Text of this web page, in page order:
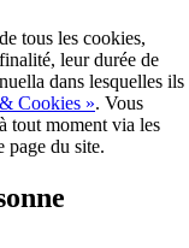
tous les cookies,
leur durée de
dans lesquelles ils
Cookies ». Vous
tout moment via les
page du site.